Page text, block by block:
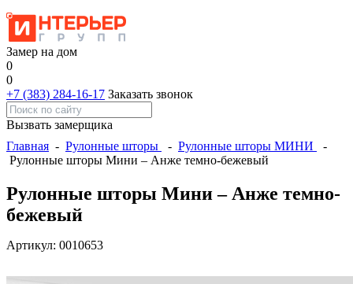
Замер на дом
0
0
+7 (383) 284-16-17 Заказать звонок
Вызвать замерщика
Главная - Рулонные шторы - Рулонные шторы МИНИ
-
Рулонные шторы Мини – Анже темно-бежевый
Рулонные шторы Мини – Анже темно-
бежевый
Артикул: 0010653